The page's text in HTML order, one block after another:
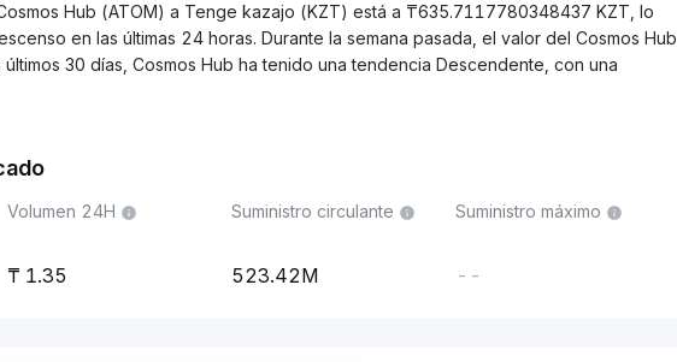
Hub (ATOM) a Tenge kazajo (KZT) está a ₸635.7117780348437 KZT, lo
en las últimas 24 horas. Durante la semana pasada, el valor del Cosmos Hub
30 días, Cosmos Hub ha tenido una tendencia Descendente, con una
Volumen 24H
1.35
Suministro circulante
523.42M
Suministro máximo
--